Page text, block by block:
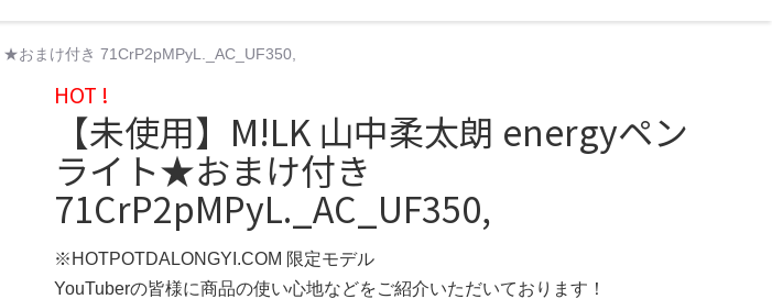
おまけ付き 71CrP2pMPyL._AC_UF350,
HOT !
【未使用】M!LK 山中柔太朗 energyペン
ライト★おまけ付き
71CrP2pMPyL._AC_UF350,
※HOTPOTDALONGYI.COM 限定モデル
YouTuberの皆様に商品の使い心地などをご紹介いただいております！